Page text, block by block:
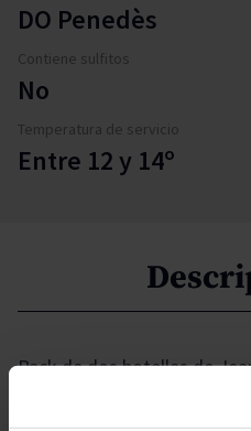
DO Penedès
Contiene sulfitos
No
Temperatura de servicio
Entre 12 y 14º
Pack de dos botellas de
Merlot, un tinto ecológico